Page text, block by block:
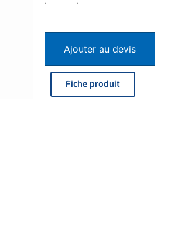
Ajouter au devis
Fiche produit